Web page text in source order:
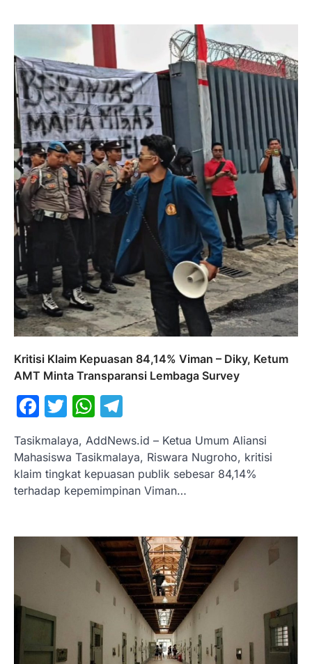
Kritisi Klaim Kepuasan 84,14% Viman – Diky, Ketum
AMT Minta Transparansi Lembaga Survey
Facebook
TwitterWhatsApp
Tasikmalaya, AddNews.id – Ketua Umum Aliansi
Mahasiswa Tasikmalaya, Riswara Nugroho, kritisi
klaim tingkat kepuasan publik sebesar 84,14%
terhadap kepemimpinan Viman…